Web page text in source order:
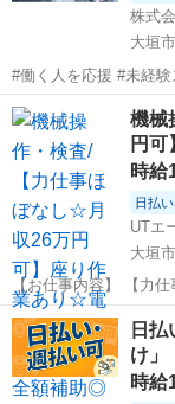
株式
大垣市
#働く人を応援 #未経験スタッフが日々成長・奮闘中 #働くためにつど
い、集まる場所 ▼20代から稼げる製造のお仕事▼ ・製造のお仕事はほ
かのお仕事比べて、稼
を生かし、頑張った分...
岐阜 大垣市
機械
円
時給
日払い
UTエ
大垣市
【お仕事内容】 【力
子基板の検査！社宅費全額
は…＞ ◆電子基板の
自動で検査します！
岐阜 大垣市 仕
日
け」
時給